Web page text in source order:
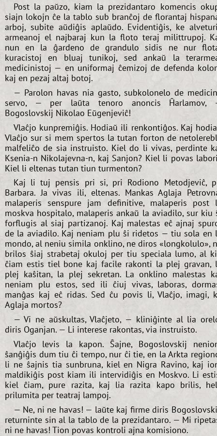
Post la paŭzo, kiam la prezidantaro komencis
siajn lokojn ĉe la tablo sub branĉoj de florantaj
arboj, subite aŭdiĝis aplaŭdo. Evidentiĝis, ke
armeanoj el najbaraj kun la floto teraj milittrupoj.
nun en la ĝardeno de grandulo sidis ne nur
kuracistoj en bluaj tunikoj, sed ankaŭ la
medicinistoj — en uniformaj ĉemizoj de defenda
kaj en pezaj altaj botoj.
— Parolon havas nia gasto, subkolonelo de
servo, — per laŭta tenoro anoncis Ĥarlamov,
Bogoslovskij Nikolao Eŭgenjeviĉ!
Vlaĉjo kunpremiĝis. Hodiaŭ ili renkontiĝos. Kaj
Vlaĉjo sur si mem spertos la tutan forton de
malfeliĉo de sia instruisto. Kiel do li vivas, perdinte
Ksenia-n Nikolajevna-n, kaj Sanjon? Kiel li povas
Kiel li eltenas tutan tiun turmenton?
Kaj li tuj pensis pri si, pri Rodiono Metodjeviĉ,
Barbara. Ja vivas ili, eltenas. Mankas Aglaja
malaperis senspure jam definitive, malaperis post
moskva hospitalo, malaperis ankaŭ la aviadilo, sur kiu
forflugis al siaj partizanoj. Kaj malestas eĉ ajnaj
de la aviadilo. Kaj neniam plu ŝi ridetos — tiu sola en
mondo, al neniu simila onklino, ne diros «longkolulo»,
brilos ŝiaj strabetaj okuloj per tiu speciala lumo, al
ĉiam estis tiel bone kaj facile rakonti la plej gravan,
plej kaŝitan, la plej sekretan. La onklino malestas
neniam plu estos, sed ili ĉiuj vivas, laboras,
manĝas kaj eĉ ridas. Sed ĉu povis li, Vlaĉjo, imagi,
Aglaja mortos?
— Vi ne aŭskultas, Vlaĉjeto, — kliniĝinte al lia
diris Oganjan. — Li interese rakontas, via instruisto.
Vlaĉjo levis la kapon. Ŝajne, Bogoslovskij
ŝanĝiĝis dum tiu ĉi tempo, nur ĉi tie, en la Arkta
li ne ŝajnis tia sunbruna, kiel en Nigra Ravino, kaj
maldikiĝis post kiam ili intervidiĝis en Moskvo. Li
kiel ĉiam, pure razita, kaj lia razita kapo brilis,
prilumita per teatraj lampoj.
— Ne, ni ne havas! — laŭte kaj firme diris
returninte sin al la tablo de la prezidantaro. — Mi
ni ne havas! Tion povas kontroli ajna komisiono.